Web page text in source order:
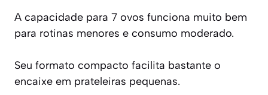
A capacidade para 7 ovos funciona muito bem
para rotinas menores e consumo moderado.
Seu formato compacto facilita bastante o
encaixe em prateleiras pequenas.